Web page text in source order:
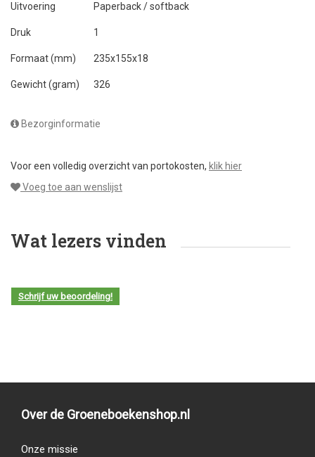
Uitvoering Paperback / softback
Druk 1
Formaat (mm) 235x155x18
Gewicht (gram) 326
Bezorginformatie
Voor een volledig overzicht van portokosten, klik hier
Voeg toe aan wenslijst
Wat lezers vinden
Schrijf uw beoordeling!
Over de Groeneboekenshop.nl
Onze missie